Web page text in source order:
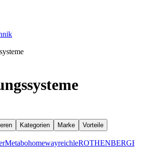
Kategorien Marke Vorteile
MetabohomewayreichleROTHENBERGER